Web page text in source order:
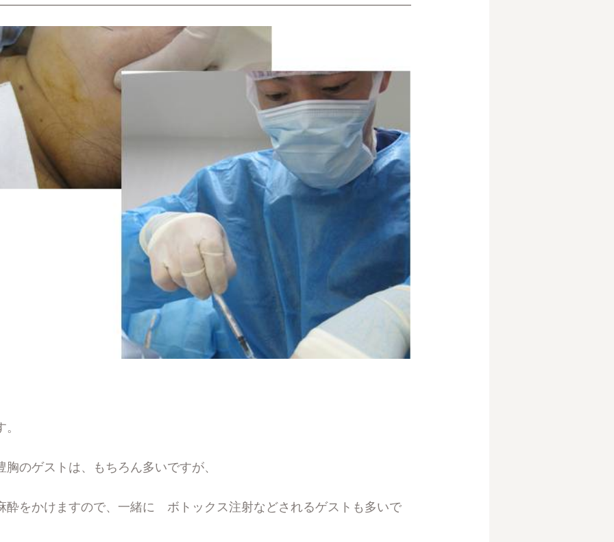
のゲストは、もちろん多いですが、
酔をかけますので、一緒に ボトックス注射などされるゲストも多いで